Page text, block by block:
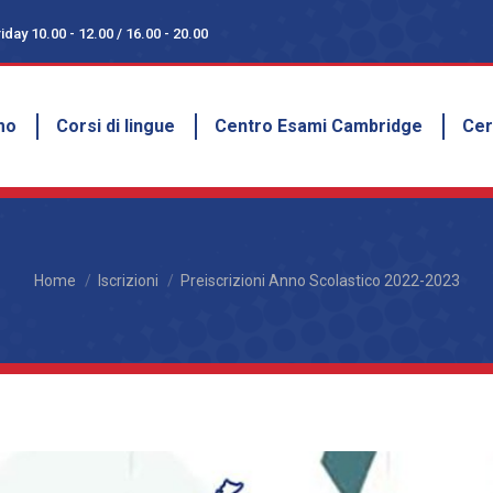
10.00 - 12.00 / 16.00 - 20.00
Corsi di lingue Centro Esami Cambridge
You are here:
Home Iscrizioni Preiscrizioni Anno Scolastico 2022-2023
10.00 - 12.00 / 16.00 - 20.00
Corsi di lingue Centro Esami Cambridge